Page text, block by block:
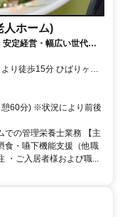
人ホーム)
定経営・幅広い世代が
です
りバスあり ※上記
60分) ※状況により前後
での管理栄養士業務 【主
食・嚥下機能支援（他職
・ご入居者様および職...